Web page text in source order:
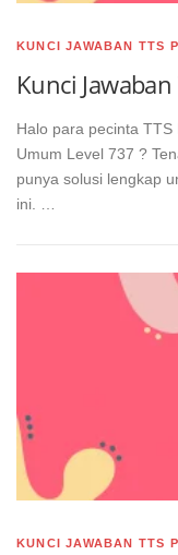
KUNCI JAWABAN TTS
Kunci
Halo para pecinta
Umum Level 737 ?
punya solusi lengkap
ini. …
KUNCI JAWABAN TTS